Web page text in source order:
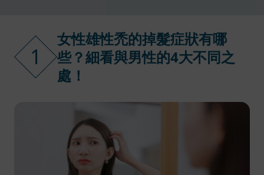
1
女性雄性禿的掉髮症狀有哪
些？細看與男性的4大不同之
處！